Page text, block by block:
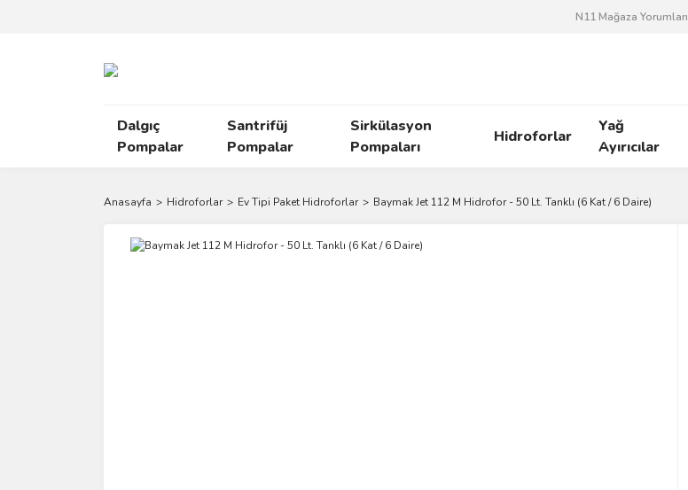
N11 Mağaza Yorumları
Dalgıç
Pompalar
Santrifüj
Pompalar
Sirkülasyon
Pompaları
Hidroforlar
Yağ
Ayırıcılar
Anasayfa Hidroforlar Ev Tipi Paket Hidroforlar Baymak Jet 112 M Hidrofor - 50 Lt. Tanklı (6 Kat / 6 Daire)